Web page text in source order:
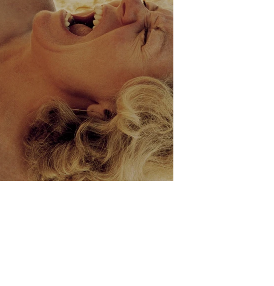
Nancy Atakan